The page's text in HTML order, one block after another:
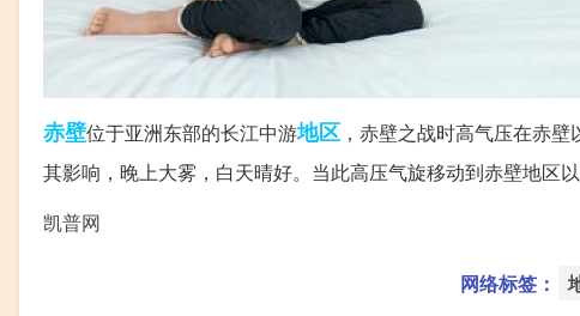
赤壁位于亚洲东部的长江中游地区 ，赤壁之战时高气压在赤
其影响，晚上大雾，白天晴好。当此高压气旋移动到赤壁地区
凯普网
网络标签：